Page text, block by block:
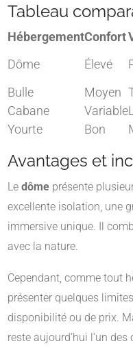
Tableau
HébergementConfort
Dôme
Élevé
Bulle
Moyen
Cabane
Variable
Yourte
Bon
Avantages et
Le dôme présente
excellente isolation, une
immersive unique. Il
avec la nature.
Cependant, comme tout
présenter quelques
disponibilité ou de prix.
reste aujourd’hui l’un